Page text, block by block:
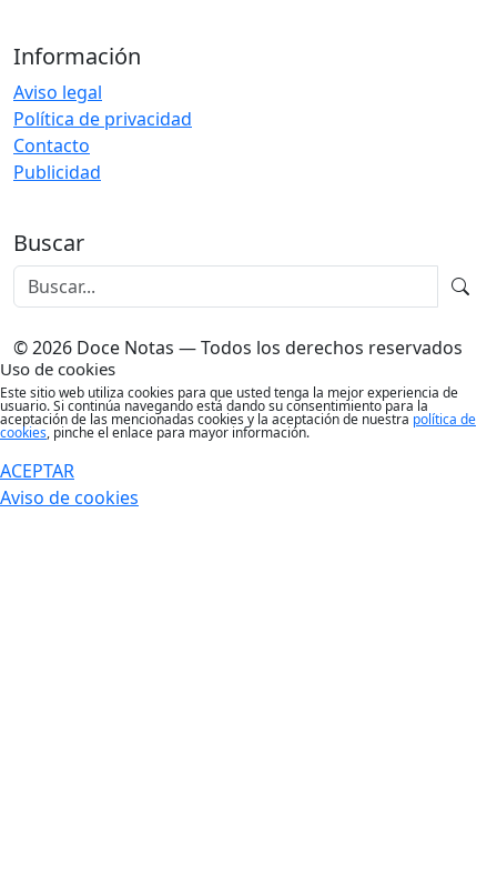
Información
Aviso legal
Política de privacidad
Contacto
Publicidad
Buscar
© 2026 Doce Notas — Todos los derechos reservados
Uso de cookies
Este sitio web utiliza cookies para que usted tenga la mejor experiencia de
usuario. Si continúa navegando está dando su consentimiento para la
aceptación de las mencionadas cookies y la aceptación de nuestra política de
cookies, pinche el enlace para mayor información.
ACEPTAR
Aviso de cookies